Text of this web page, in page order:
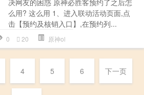
决网友的困惑 原神必胜客预约了之后怎
么用? 这么用 1、进入联动活动页面,点
击【预约及核销入口】,在预约列...
0 20 原神ol
4 5 6 下一页